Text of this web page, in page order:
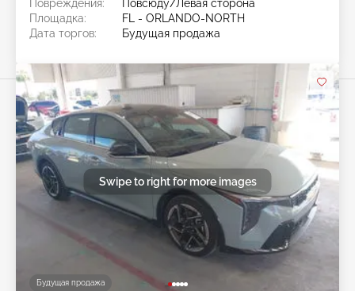
Повреждения:
Повсюду/Левая сторона
Площадка:
FL - ORLANDO-NORTH
Дата торгов:
Будущая продажа
Будущая продажа
Swipe to right for more images